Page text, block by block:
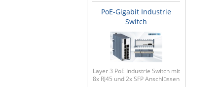
PoE-Gigabit Industrie
Switch
Layer 3 PoE Industrie Switch mit
8x RJ45 und 2x SFP Anschlüssen